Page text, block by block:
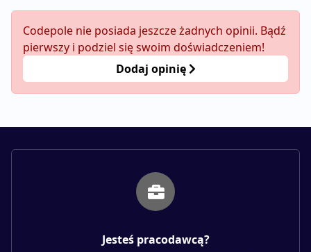
Codepole nie posiada jeszcze żadnych opinii. Bądź
pierwszy i podziel się swoim doświadczeniem!
Dodaj opinię
Jesteś pracodawcą?